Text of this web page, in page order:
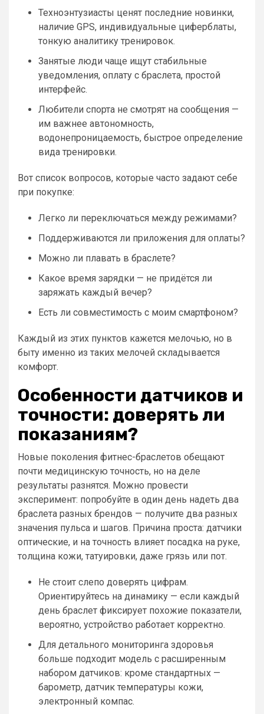
Техноэнтузиасты ценят последние новинки,
наличие GPS, индивидуальные циферблаты,
тонкую аналитику тренировок.
Занятые люди чаще ищут стабильные
уведомления, оплату с браслета, простой
интерфейс.
Любители спорта не смотрят на сообщения —
им важнее автономность,
водонепроницаемость, быстрое определение
вида тренировки.
Вот список вопросов, которые часто задают себе
при покупке:
Легко ли переключаться между режимами?
Поддерживаются ли приложения для оплаты?
Можно ли плавать в браслете?
Какое время зарядки — не придётся ли
заряжать каждый вечер?
Есть ли совместимость с моим смартфоном?
Каждый из этих пунктов кажется мелочью, но в
быту именно из таких мелочей складывается
комфорт.
Особенности датчиков и
точности: доверять ли
показаниям?
Новые поколения фитнес-браслетов обещают
почти медицинскую точность, но на деле
результаты разнятся. Можно провести
эксперимент: попробуйте в один день надеть два
браслета разных брендов — получите два разных
значения пульса и шагов. Причина проста: датчики
оптические, и на точность влияет посадка на руке,
толщина кожи, татуировки, даже грязь или пот.
Не стоит слепо доверять цифрам.
Ориентируйтесь на динамику — если каждый
день браслет фиксирует похожие показатели,
вероятно, устройство работает корректно.
Для детального мониторинга здоровья
больше подходит модель с расширенным
набором датчиков: кроме стандартных —
барометр, датчик температуры кожи,
электронный компас.